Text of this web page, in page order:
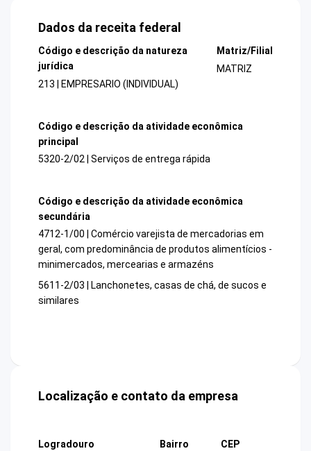
Dados da receita federal
Código e descrição da natureza
jurídica
213 | EMPRESARIO (INDIVIDUAL)
Matriz/Filial
MATRIZ
Código e descrição da atividade econômica
principal
5320-2/02 | Serviços de entrega rápida
Código e descrição da atividade econômica
secundária
4712-1/00 | Comércio varejista de mercadorias em
geral, com predominância de produtos alimentícios -
minimercados, mercearias e armazéns
5611-2/03 | Lanchonetes, casas de chá, de sucos e
similares
Localização e contato da empresa
Logradouro
Bairro
CEP